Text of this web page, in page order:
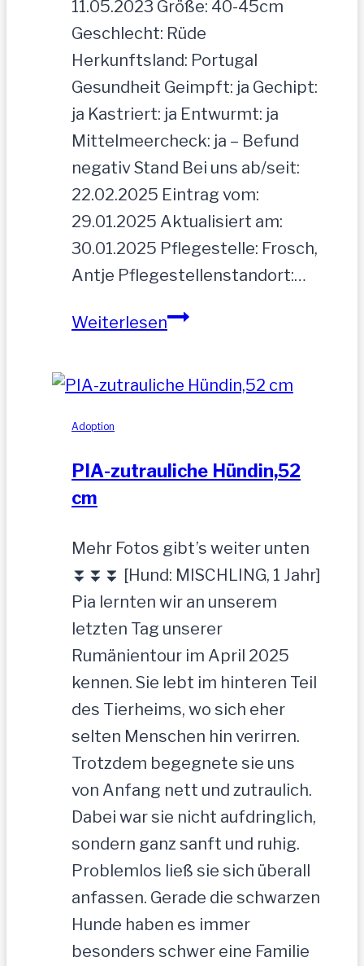
11.05.2023 Größe: 40-45cm
Geschlecht: Rüde
Herkunftsland: Portugal
Gesundheit Geimpft: ja Gechipt:
ja Kastriert: ja Entwurmt: ja
Mittelmeercheck: ja – Befund
negativ Stand Bei uns ab/seit:
22.02.2025 Eintrag vom:
29.01.2025 Aktualisiert am:
30.01.2025 Pflegestelle: Frosch,
Antje Pflegestellenstandort:…
WeiterlesenMOGLI
Adoption
PIA-zutrauliche Hündin,52
cm
Mehr Fotos gibt’s weiter unten
⏬⏬⏬ [Hund: MISCHLING, 1 Jahr]
Pia lernten wir an unserem
letzten Tag unserer
Rumänientour im April 2025
kennen. Sie lebt im hinteren Teil
des Tierheims, wo sich eher
selten Menschen hin verirren.
Trotzdem begegnete sie uns
von Anfang nett und zutraulich.
Dabei war sie nicht aufdringlich,
sondern ganz sanft und ruhig.
Problemlos ließ sie sich überall
anfassen. Gerade die schwarzen
Hunde haben es immer
besonders schwer eine Familie